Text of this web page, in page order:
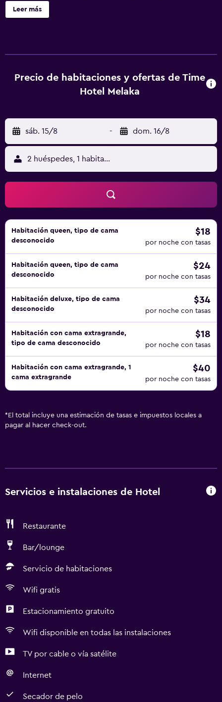
alojamiento dispone de recepción 24 horas, traslado para
ir o volver del aeropuerto, servicio de habitaciones y wifi
km.
Leer más
Precio de habitaciones y ofertas de Time
Hotel Melaka
sáb. 15/8 - dom. 16/8
2 huéspedes, 1 habitación
Habitación queen, tipo de cama
desconocido
$18
por noche con tasas
Habitación queen, tipo de cama
desconocido
$24
por noche con tasas
Habitación deluxe, tipo de cama
desconocido
$34
por noche con tasas
Habitación con cama extragrande,
tipo de cama desconocido
$18
por noche con tasas
Habitación con cama extragrande, 1
cama extragrande
$40
por noche con tasas
* El total incluye una estimación de tasas e impuestos locales a
pagar al hacer check-out.
Servicios e instalaciones de Hotel
Restaurante
Bar/lounge
Servicio de habitaciones
Wifi gratis
Estacionamiento gratuito
Wifi disponible en todas las instalaciones
TV por cable o vía satélite
Internet
Secador de pelo